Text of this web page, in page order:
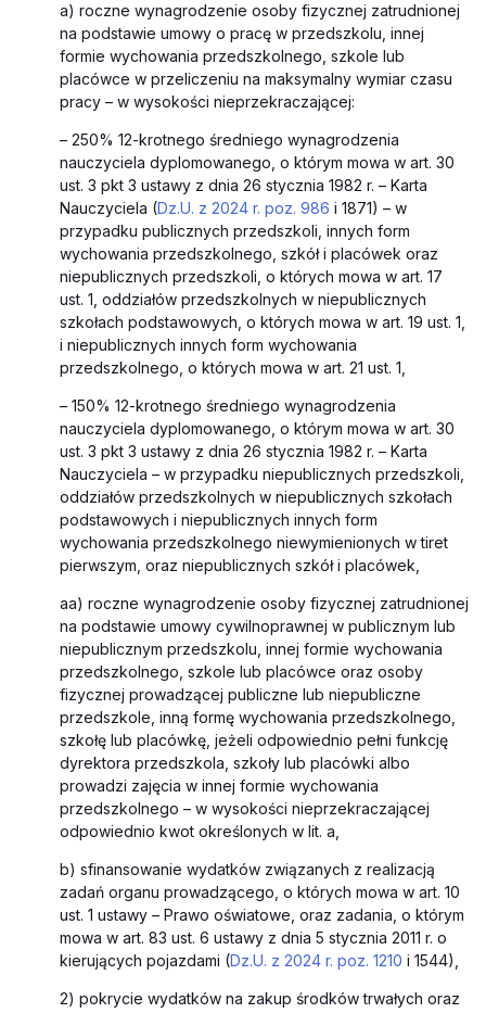
a) roczne wynagrodzenie osoby fizycznej zatrudnionej
na podstawie umowy o pracę w przedszkolu, innej
formie wychowania przedszkolnego, szkole lub
placówce w przeliczeniu na maksymalny wymiar czasu
pracy – w wysokości nieprzekraczającej:
– 250% 12-krotnego średniego wynagrodzenia
nauczyciela dyplomowanego, o którym mowa w art. 30
ust. 3 pkt 3 ustawy z dnia 26 stycznia 1982 r. – Karta
Nauczyciela (Dz.U. z 2024 r. poz. 986 i 1871) – w
przypadku publicznych przedszkoli, innych form
wychowania przedszkolnego, szkół i placówek oraz
niepublicznych przedszkoli, o których mowa w art. 17
ust. 1, oddziałów przedszkolnych w niepublicznych
szkołach podstawowych, o których mowa w art. 19 ust. 1,
i niepublicznych innych form wychowania
przedszkolnego, o których mowa w art. 21 ust. 1,
– 150% 12-krotnego średniego wynagrodzenia
nauczyciela dyplomowanego, o którym mowa w art. 30
ust. 3 pkt 3 ustawy z dnia 26 stycznia 1982 r. – Karta
Nauczyciela – w przypadku niepublicznych przedszkoli,
oddziałów przedszkolnych w niepublicznych szkołach
podstawowych i niepublicznych innych form
wychowania przedszkolnego niewymienionych w tiret
pierwszym, oraz niepublicznych szkół i placówek,
aa) roczne wynagrodzenie osoby fizycznej zatrudnionej
na podstawie umowy cywilnoprawnej w publicznym lub
niepublicznym przedszkolu, innej formie wychowania
przedszkolnego, szkole lub placówce oraz osoby
fizycznej prowadzącej publiczne lub niepubliczne
przedszkole, inną formę wychowania przedszkolnego,
szkołę lub placówkę, jeżeli odpowiednio pełni funkcję
dyrektora przedszkola, szkoły lub placówki albo
prowadzi zajęcia w innej formie wychowania
przedszkolnego – w wysokości nieprzekraczającej
odpowiednio kwot określonych w lit. a,
b) sfinansowanie wydatków związanych z realizacją
zadań organu prowadzącego, o których mowa w art. 10
ust. 1 ustawy – Prawo oświatowe, oraz zadania, o którym
mowa w art. 83 ust. 6 ustawy z dnia 5 stycznia 2011 r. o
kierujących pojazdami (Dz.U. z 2024 r. poz. 1210 i 1544),
2) pokrycie wydatków na zakup środków trwałych oraz